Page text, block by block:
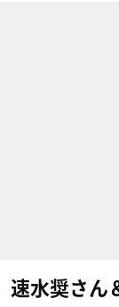
速水奨さん